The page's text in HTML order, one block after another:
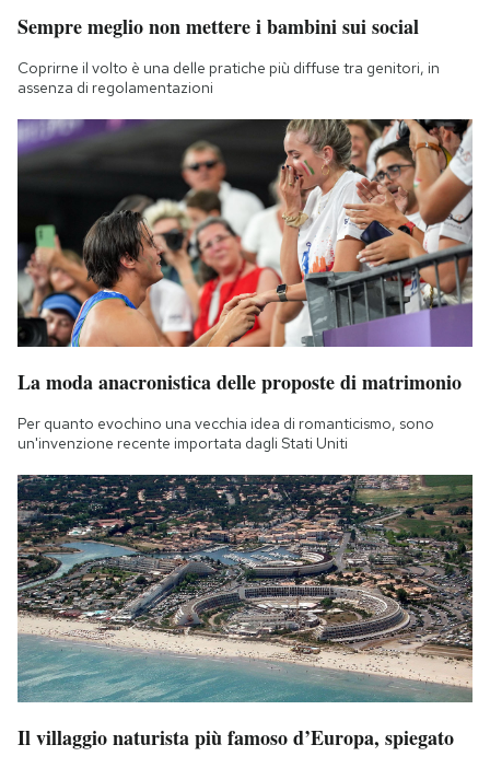
Sempre meglio non mettere i bambini sui social
Coprirne il volto è una delle pratiche più diffuse tra genitori, in
assenza di regolamentazioni
La moda anacronistica delle proposte di matrimonio
Per quanto evochino una vecchia idea di romanticismo, sono
un'invenzione recente importata dagli Stati Uniti
Il villaggio naturista più famoso d’Europa, spiegato